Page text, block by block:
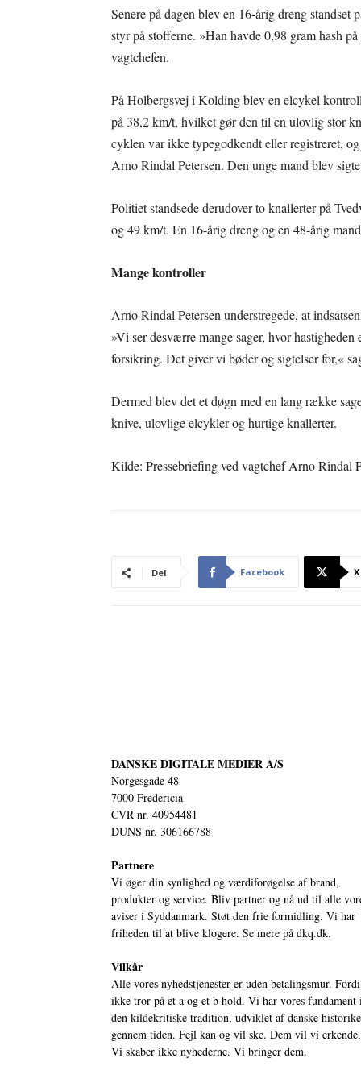
Senere på dagen blev en 16-årig dreng
styr på stofferne. »Han havde 0,98 gram hash
vagtchefen.
På Holbergsvej i Kolding blev en elcykel
på 38,2 km/t, hvilket gør den til en ulovlig stor
cyklen var ikke typegodkendt eller registreret,
Arno Rindal Petersen. Den unge mand blev
Politiet standsede derudover to knallerter på
og 49 km/t. En 16-årig dreng og en 48-årig
Mange kontroller
Arno Rindal Petersen understregede, at
»Vi ser desværre mange sager, hvor
forsikring. Det giver vi bøder og sigtelser for,«
Dermed blev det et døgn med en lang række
knive, ulovlige elcykler og hurtige knallerter.
Kilde: Pressebriefing ved vagtchef Arno Rindal
Del Facebook X
DANSKE DIGITALE MEDIER A/S
Norgesgade 48
7000 Fredericia
CVR nr. 40954481
DUNS nr. 306166788
Partnere
Vi øger din synlighed og værdiforøgelse af brand,
produkter og service. Bliv partner og nå ud til alle
aviser i Syddanmark. Støt den frie formidling. Vi har
friheden til at blive klogere. Se mere på dkq.dk.
Vilkår
Alle vores nyhedstjenester er uden betalingsmur.
ikke tror på et a og et b hold. Vi har vores fundament
den kildekritiske tradition, udviklet af danske
gennem tiden. Fejl kan og vil ske. Dem vil vi erkende.
Vi skaber ikke nyhederne. Vi bringer dem.